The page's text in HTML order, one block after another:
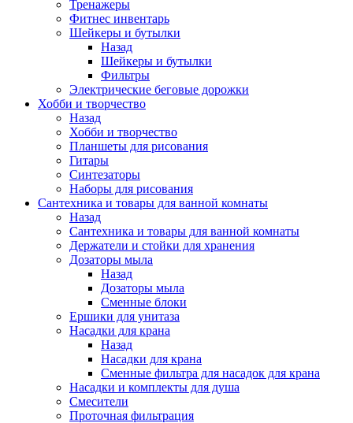
Тренажеры
Фитнес инвентарь
Шейкеры и бутылки
Назад
Шейкеры и бутылки
Фильтры
Электрические беговые дорожки
Хобби и творчество
Назад
Хобби и творчество
Планшеты для рисования
Гитары
Синтезаторы
Наборы для рисования
Сантехника и товары для ванной комнаты
Назад
Сантехника и товары для ванной комнаты
Держатели и стойки для хранения
Дозаторы мыла
Назад
Дозаторы мыла
Сменные блоки
Ершики для унитаза
Насадки для крана
Назад
Насадки для крана
Сменные фильтра для насадок для крана
Насадки и комплекты для душа
Смесители
Проточная фильтрация